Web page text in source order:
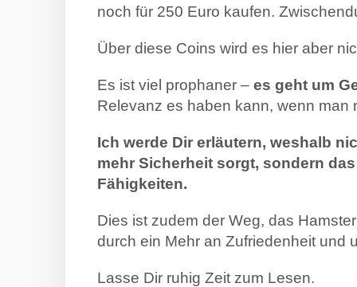
noch für 250 Euro kaufen.
Über diese Coins wird es hier aber
Es ist viel prophaner – es geht um
Relevanz es haben kann, wenn
Ich werde Dir erläutern, weshalb
mehr Sicherheit sorgt, sondern
Fähigkeiten.
Dies ist zudem der Weg, das
durch ein Mehr an Zufriedenheit und
Lasse Dir ruhig Zeit zum Lesen.